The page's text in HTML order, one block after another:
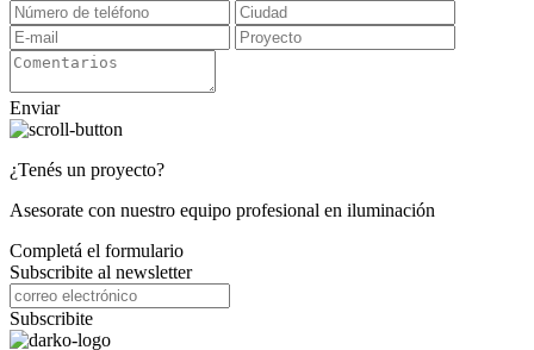
Enviar
¿Tenés un proyecto?
Asesorate con nuestro equipo profesional en iluminación
Completá el formulario
Subscribite al newsletter
Subscribite